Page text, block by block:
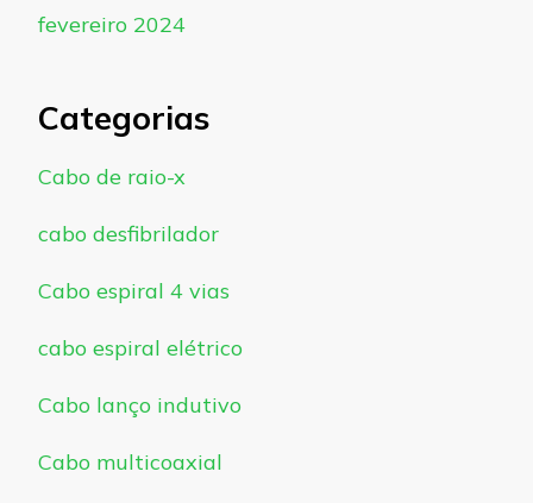
fevereiro 2024
Categorias
Cabo de raio-x
cabo desfibrilador
Cabo espiral 4 vias
cabo espiral elétrico
Cabo lanço indutivo
Cabo multicoaxial